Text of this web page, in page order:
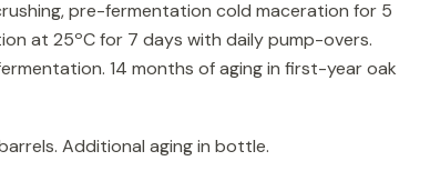
pre-fermentation cold maceration for 5
at 25ºC for 7 days with daily pump-overs.
14 months of aging in first-year oak
Additional aging in bottle.